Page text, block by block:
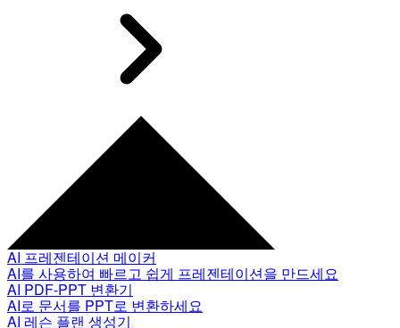
AI 프레젠테이션 메이커
AI를 사용하여 빠르고 쉽게 프레젠테이션을 만드세요
AI PDF-PPT 변환기
AI로 문서를 PPT로 변환하세요
AI 레슨 플랜 생성기